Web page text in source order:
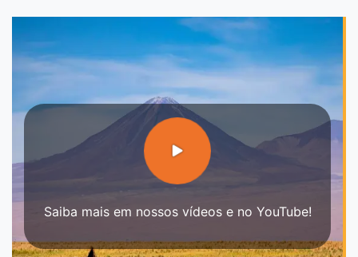
Saiba mais em nossos vídeos e no YouTube!